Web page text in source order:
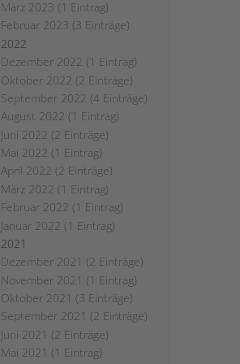
März 2023 (1 Eintrag)
Februar 2023 (3 Einträge)
2022
Dezember 2022 (1 Eintrag)
Oktober 2022 (2 Einträge)
September 2022 (4 Einträge)
August 2022 (1 Eintrag)
Juni 2022 (2 Einträge)
Mai 2022 (1 Eintrag)
April 2022 (2 Einträge)
März 2022 (1 Eintrag)
Februar 2022 (1 Eintrag)
Januar 2022 (1 Eintrag)
2021
Dezember 2021 (2 Einträge)
November 2021 (1 Eintrag)
Oktober 2021 (3 Einträge)
September 2021 (2 Einträge)
Juni 2021 (2 Einträge)
Mai 2021 (1 Eintrag)